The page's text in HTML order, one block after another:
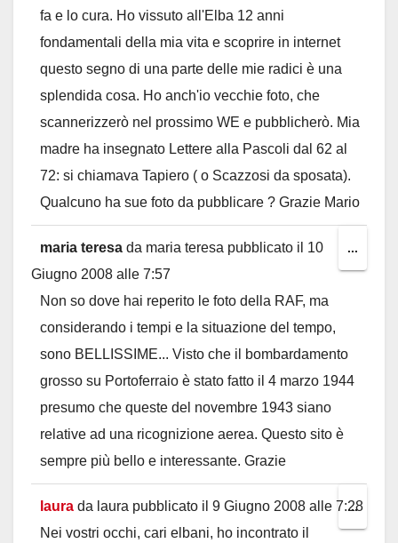
fa e lo cura. Ho vissuto all'Elba 12 anni
fondamentali della mia vita e scoprire in internet
questo segno di una parte delle mie radici è una
splendida cosa. Ho anch'io vecchie foto, che
scannerizzerò nel prossimo WE e pubblicherò. Mia
madre ha insegnato Lettere alla Pascoli dal 62 al
72: si chiamava Tapiero ( o Scazzosi da sposata).
Qualcuno ha sue foto da pubblicare ? Grazie Mario
maria teresa da maria teresa pubblicato il 10
Giugno 2008 alle 7:57
Non so dove hai reperito le foto della RAF, ma
considerando i tempi e la situazione del tempo,
sono BELLISSIME... Visto che il bombardamento
grosso su Portoferraio è stato fatto il 4 marzo 1944
presumo che queste del novembre 1943 siano
relative ad una ricognizione aerea. Questo sito è
sempre più bello e interessante. Grazie
...
this
laura da laura pubblicato il 9 Giugno 2008 alle 7:28
Nei vostri occhi, cari elbani, ho incontrato il
...Toggle
this